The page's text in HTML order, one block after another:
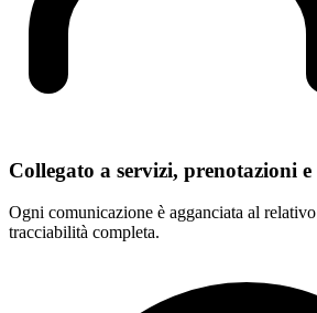
Collegato a servizi, prenotazioni
Ogni comunicazione è agganciata al
tracciabilità completa.